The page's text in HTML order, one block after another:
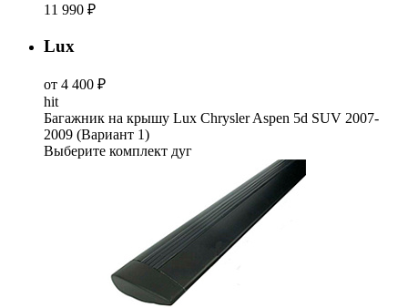
11 990 ₽
Lux
от 4 400 ₽
hit
Багажник на крышу Lux Chrysler Aspen 5d SUV 2007-
2009 (Вариант 1)
Выберите комплект дуг